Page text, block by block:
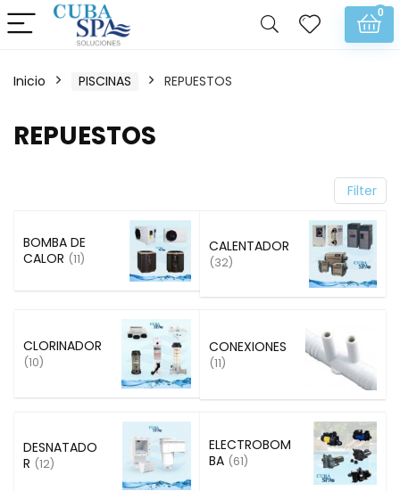
0
Inicio PISCINAS REPUESTOS
REPUESTOS
Filter
BOMBA DE
CALOR (11)
CALENTADOR
(32)
CLORINADOR
(10)
CONEXIONES
(11)
DESNATADO
R (12)
ELECTROBOM
BA (61)